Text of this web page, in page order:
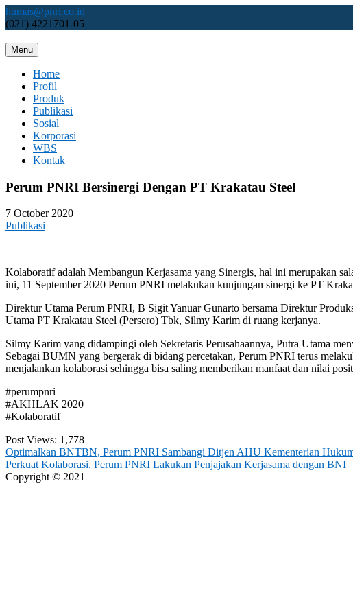
Skip
to
humas@pnri.co.id
(021) 4221701-05
Perum PNRI
Menu
Home
Profil
Produk
Publikasi
Sosial
Korporasi
WBS
Kontak
Perum PNRI Bersinergi Dengan PT Krakatau Steel
7 October 2020
Publikasi
Kolaboratif adalah Membangun Kerjasama yang Sinergis, hal ini merupakan
ini, 11 September 2020 Perum PNRI melakukan kunjungan sinergi ke PT
Direktur Utama Perum PNRI, B Sigit Yanuar Gunarto bersama Direktur
Utama PT Krakatau Steel (Persero) Tbk, Silmy Karim di ruang kerjanya.
Silmy Karim yang didampingi oleh Sekretaris Perusahaannya, Putra Utama
Sebagai BUMN yang bergerak di bidang percetakan, Perum PNRI terus
menjalankan kolaborasi sehingga bisa saling memberikan manfaat dan nilai
#perumpnri
#AKHLAK 2020
#Kolaboratif
Post Views: 1,778
Post
navigation
Optimalkan BNTBN, Perum PNRI Sambangi Ditjen AHU Kementerian
Perkuat Kolaborasi, Perum PNRI Lakukan Penjajakan Kerjasama dengan BNI
Copyright © 2021